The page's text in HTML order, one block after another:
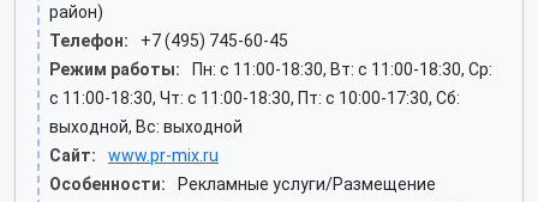
район)
Телефон:
+7 (495) 745-60-45
Режим работы:
Пн: c 11:00-18:30, Вт: c 11:00-18:30, Ср:
c 11:00-18:30, Чт: c 11:00-18:30, Пт: c 10:00-17:30, Сб:
выходной, Вс: выходной
Сайт:
www.pr-mix.ru
Особенности:
Рекламные услуги/Размещение